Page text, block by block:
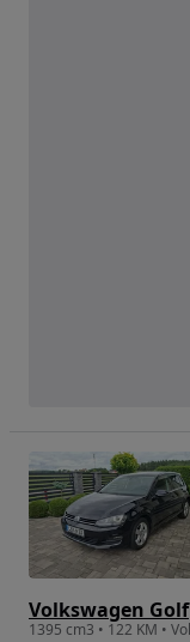
Volkswagen Golf